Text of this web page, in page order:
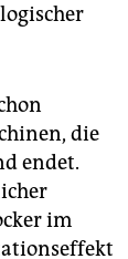
die
endet.
im